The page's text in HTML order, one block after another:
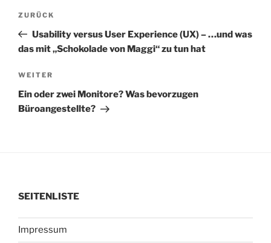
Beitragsnavigation
Vorheriger
Beitrag
ZURÜCK
Usability versus User Experience (UX) – …und was
das mit „Schokolade von Maggi“ zu tun hat
Nächster
Beitrag
WEITER
Ein oder zwei Monitore? Was bevorzugen
Büroangestellte?
SEITENLISTE
Impressum